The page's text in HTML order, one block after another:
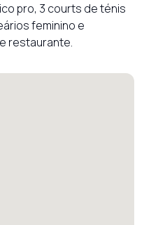
pro, 3 courts de ténis
feminino e
restaurante.